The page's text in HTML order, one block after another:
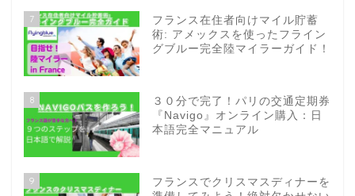
7
フランス在住者向けマイル貯蓄
術: アメックスを使ったフライン
グブルー完全陸マイラーガイド！
8
３０分で完了！パリの交通定期券
『Navigo』オンライン購入：日
本語完全マニュアル
9
フランスでクリスマスディナーを